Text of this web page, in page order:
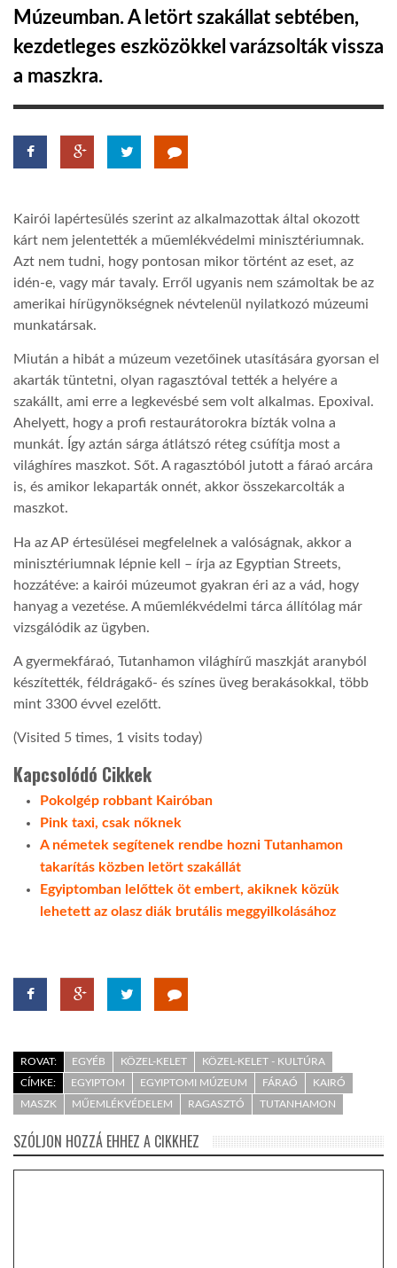
HÍR3D
GLOBOTV
AFRIKA TUDÁSTÁR
A NAP SZÉPE
GLOBOZSARU
DOBRAVERO.HU
LATIMO.HU
GLOBOBOOK
Múzeumban. A letört szakállat sebtében,
kezdetleges eszközökkel varázsolták vissza
a maszkra.
Kairói lapértesülés szerint az alkalmazottak által okozott
kárt nem jelentették a műemlékvédelmi minisztériumnak.
Azt nem tudni, hogy pontosan mikor történt az eset, az
idén-e, vagy már tavaly. Erről ugyanis nem számoltak be az
amerikai hírügynökségnek névtelenül nyilatkozó múzeumi
munkatársak.
Miután a hibát a múzeum vezetőinek utasítására gyorsan el
akarták tüntetni, olyan ragasztóval tették a helyére a
szakállt, ami erre a legkevésbé sem volt alkalmas. Epoxival.
Ahelyett, hogy a profi restaurátorokra bízták volna a
munkát. Így aztán sárga átlátszó réteg csúfítja most a
világhíres maszkot. Sőt. A ragasztóból jutott a fáraó arcára
is, és amikor lekaparták onnét, akkor összekarcolták a
maszkot.
Ha az AP értesülései megfelelnek a valóságnak, akkor a
minisztériumnak lépnie kell – írja az Egyptian Streets,
hozzátéve: a kairói múzeumot gyakran éri az a vád, hogy
hanyag a vezetése. A műemlékvédelmi tárca állítólag már
vizsgálódik az ügyben.
A gyermekfáraó, Tutanhamon világhírű maszkját aranyból
készítették, féldrágakő- és színes üveg berakásokkal, több
mint 3300 évvel ezelőtt.
(Visited 5 times, 1 visits today)
Kapcsolódó Cikkek
Pokolgép robbant Kairóban
Pink taxi, csak nőknek
A németek segítenek rendbe hozni Tutanhamon
takarítás közben letört szakállát
Egyiptomban lelőttek öt embert, akiknek közük
lehetett az olasz diák brutális meggyilkolásához
ROVAT: EGYÉB KÖZEL-KELET
KÖZEL-KELET - KULTÚRA
CÍMKE:
EGYIPTOM EGYIPTOMI MÚZEUM FÁRAÓ
KAIRÓ
MASZK
MŰEMLÉKVÉDELEM RAGASZTÓ TUTANHAMON
SZÓLJON HOZZÁ EHHEZ A CIKKHEZ